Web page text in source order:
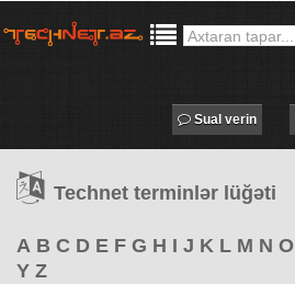
Sual verin
Technet terminlər lüğəti
A B C D E F G H I J K L M N O
Y Z